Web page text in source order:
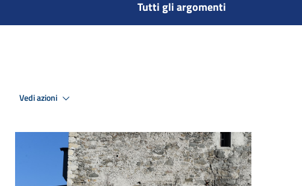
Tutti gli argomenti
Vedi azioni